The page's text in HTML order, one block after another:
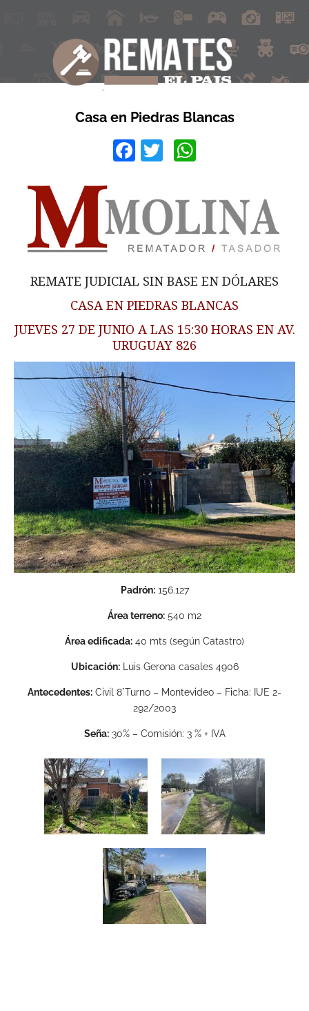
Casa en Piedras Blancas
Facebook
Twitter
REMATE JUDICIAL SIN BASE EN DÓLARES
CASA EN PIEDRAS BLANCAS
JUEVES 27 DE JUNIO A LAS 15:30 HORAS EN AV.
URUGUAY 826
Padrón:156.127
Área terreno: 540 m2
Área edificada: 40 mts (según Catastro)
Ubicación:Luis Gerona casales 4906
Antecedentes: Civil 8°Turno – Montevideo – Ficha: IUE 2-
292/2003
Seña:30% – Comisión: 3 % + IVA